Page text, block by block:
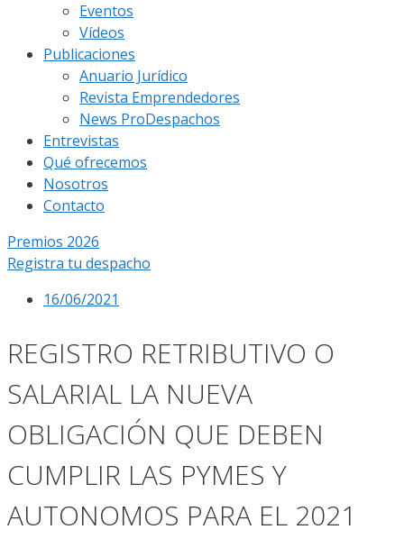
Eventos
Vídeos
Publicaciones
Anuario Jurídico
Revista Emprendedores
News ProDespachos
Entrevistas
Qué ofrecemos
Nosotros
Contacto
Premios 2026
Registra tu despacho
16/06/2021
REGISTRO RETRIBUTIVO O
SALARIAL LA NUEVA
OBLIGACIÓN QUE DEBEN
CUMPLIR LAS PYMES Y
AUTONOMOS PARA EL 2021